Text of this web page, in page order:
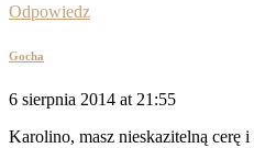
Odpowiedz
Gocha
6 sierpnia 2014 at 21:55
Karolino, masz nieskazitelną cerę